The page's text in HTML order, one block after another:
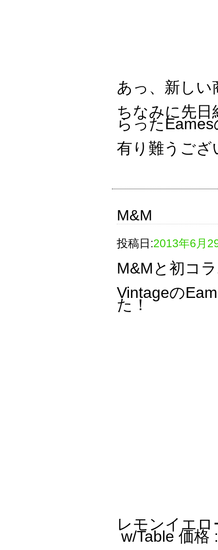
あっ、新しい
ちなみに先
らった
有り難うござ
M&M
投稿日:2013年6月
M&Mと初コ
Vintageの
た！
レモンイエ
w/Table 価格